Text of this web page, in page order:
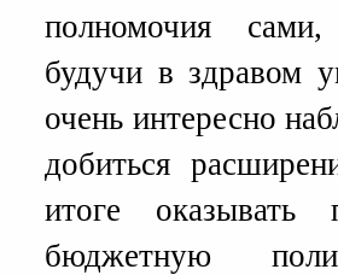
полномочия сами,
будучи в здравом
очень интересно
добиться
итоге оказывать
бюджетную